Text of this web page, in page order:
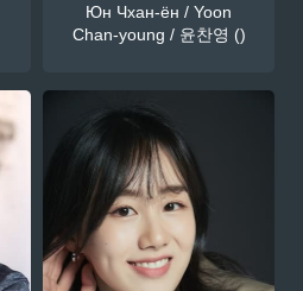
Юн Чхан-ён / Yoon
Chan-young / 윤찬영 ()